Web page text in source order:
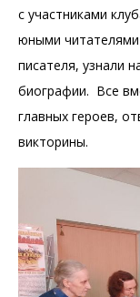
с участниками
юными
писателя, узнали
биографии. Все
главных героев,
викторины.